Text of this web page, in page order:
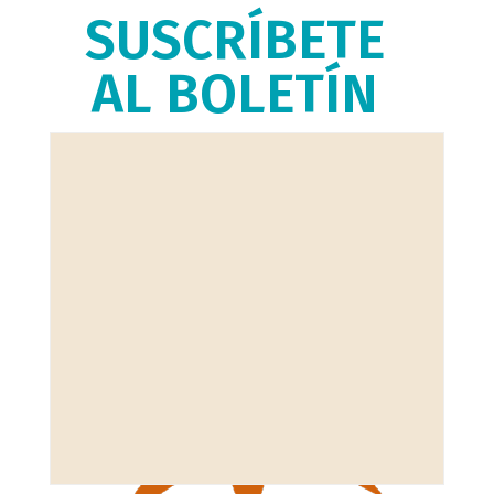
SUSCRÍBETE
AL BOLETÍN